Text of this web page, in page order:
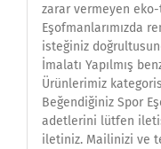
zarar vermeyen eko-
Eşofmanlarımızda
isteğiniz
İmalatı Yapılmış
Ürünlerimiz
Beğendiğiniz Spor
adetlerini lütfen
iletiniz. Mailinizi ve